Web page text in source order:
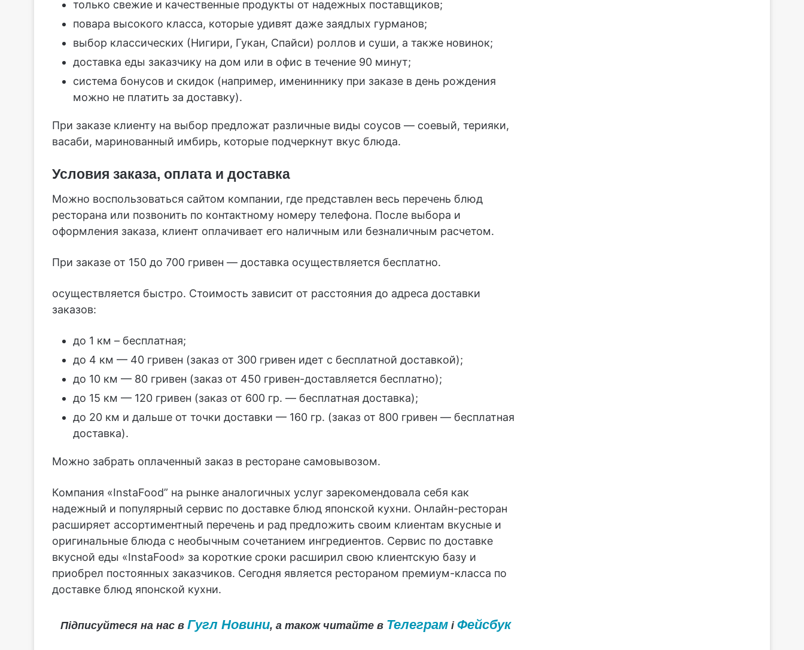
только свежие и качественные продукты от надежных поставщиков;
повара высокого класса, которые удивят даже заядлых гурманов;
выбор классических (Нигири, Гукан, Спайси) роллов и суши, а также новинок;
доставка еды заказчику на дом или в офис в течение 90 минут;
система бонусов и скидок (например, имениннику при заказе в день рождения
можно не платить за доставку).
При заказе клиенту на выбор предложат различные виды соусов — соевый, терияки,
васаби, маринованный имбирь, которые подчеркнут вкус блюда.
Условия заказа, оплата и доставка
Можно воспользоваться сайтом компании, где представлен весь перечень блюд
ресторана или позвонить по контактному номеру телефона. После выбора и
оформления заказа, клиент оплачивает его наличным или безналичным расчетом.
При заказе от 150 до 700 гривен — доставка осуществляется бесплатно.
осуществляется быстро. Стоимость зависит от расстояния до адреса доставки
заказов:
до 1 км – бесплатная;
до 4 км — 40 гривен (заказ от 300 гривен идет с бесплатной доставкой);
до 10 км — 80 гривен (заказ от 450 гривен-доставляется бесплатно);
до 15 км — 120 гривен (заказ от 600 гр. — бесплатная доставка);
до 20 км и дальше от точки доставки — 160 гр. (заказ от 800 гривен — бесплатная
доставка).
Можно забрать оплаченный заказ в ресторане самовывозом.
Компания «InstaFood” на рынке аналогичных услуг зарекомендовала себя как
надежный и популярный сервис по доставке блюд японской кухни. Онлайн-ресторан
расширяет ассортиментный перечень и рад предложить своим клиентам вкусные и
оригинальные блюда с необычным сочетанием ингредиентов. Сервис по доставке
вкусной еды «InstaFood» за короткие сроки расширил свою клиентскую базу и
приобрел постоянных заказчиков. Сегодня является рестораном премиум-класса по
доставке блюд японской кухни.
Підписуйтеся на нас в Гугл Новини, а також читайте в Телеграмі Фейсбук